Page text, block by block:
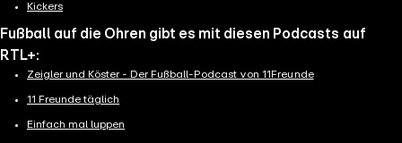
Kickers
Fußball auf die Ohren gibt es mit diesen Podcasts auf
RTL+:
Zeigler und Köster - Der Fußball-Podcast von 11Freunde
11 Freunde täglich
Einfach mal luppen